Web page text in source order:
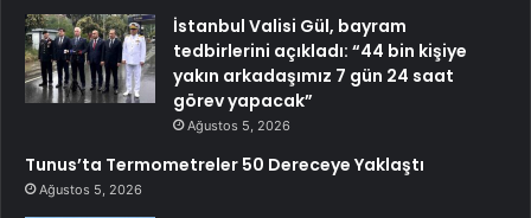
İstanbul Valisi Gül, bayram
tedbirlerini açıkladı: “44 bin kişiye
yakın arkadaşımız 7 gün 24 saat
görev yapacak”
Ağustos 5, 2026
Tunus’ta Termometreler 50 Dereceye Yaklaştı
Ağustos 5, 2026